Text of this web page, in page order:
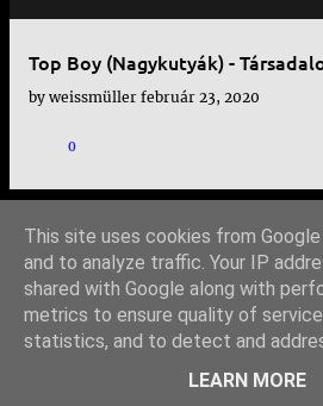
e
Top Boy (Nagykutyák) -
by weissmüller február 23, 2020
0
TOVÁBBI
Üzemeltető:
This site uses cookies from
and to analyze traffic. Your IP
shared with Google along with
metrics to ensure quality of
statistics, and to detect and
LEARN MORE